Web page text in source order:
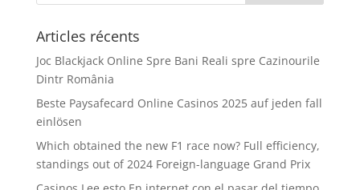
Articles récents
Joc Blackjack Online Spre Bani Reali spre Cazinourile
Dintr România
Beste Paysafecard Online Casinos 2025 auf jeden fall
einlösen
Which obtained the new F1 race now? Full efficiency,
standings out of 2024 Foreign-language Grand Prix